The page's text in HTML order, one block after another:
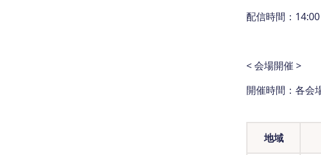
配信時間：
< 会場開催 >
開催時間：各会
地域